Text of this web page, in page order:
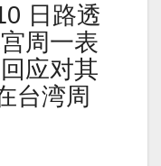
日路透
周一表
应对其
台湾周